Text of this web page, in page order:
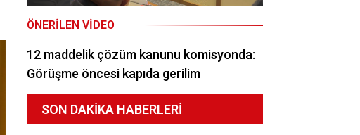
ÖNERILEN VIDEO
12 maddelik çözüm kanunu komisyonda:
Görüşme öncesi kapıda gerilim
SON DAKIKA HABERLERI